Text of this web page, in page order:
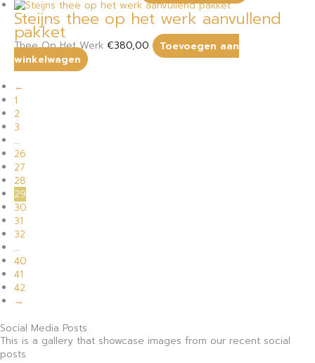
Steijns thee op het werk aanvullend
pakket
Thee Op Het Werk €380,00
Toevoegen aan
winkelwagen
←
1
2
3
…
26
27
28
29
30
31
32
…
40
41
42
→
Social Media Posts
This is a gallery that showcase images from our recent social
posts